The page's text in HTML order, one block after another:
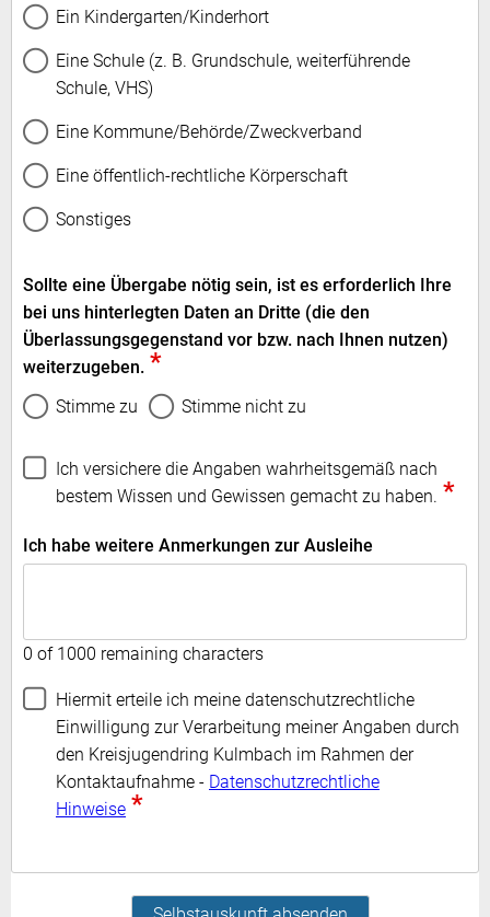
Ein Kindergarten/Kinderhort
Eine Schule (z. B. Grundschule, weiterführende
Schule, VHS)
Eine Kommune/Behörde/Zweckverband
Eine öffentlich-rechtliche Körperschaft
Sonstiges
Sollte eine Übergabe nötig sein, ist es erforderlich Ihre
bei uns hinterlegten Daten an Dritte (die den
Überlassungsgegenstand vor bzw. nach Ihnen nutzen)
weiterzugeben. *
Stimme zu Stimme nicht zu
Ich versichere die Angaben wahrheitsgemäß nach
bestem Wissen und Gewissen gemacht zu haben. *
Ich habe weitere Anmerkungen zur Ausleihe
0 of 1000 remaining characters
Hiermit erteile ich meine datenschutzrechtliche
Einwilligung zur Verarbeitung meiner Angaben durch
den Kreisjugendring Kulmbach im Rahmen der
Kontaktaufnahme - Datenschutzrechtliche
Hinweise *